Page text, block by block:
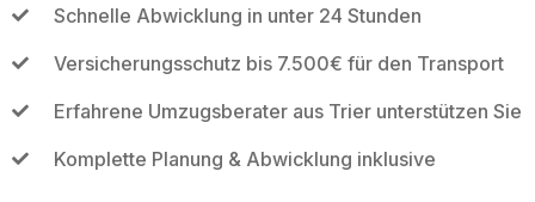
Schnelle Abwicklung in unter 24 Stunden
Versicherungsschutz bis 7.500€ für den Transport
Erfahrene Umzugsberater aus Trier unterstützen Sie
Komplette Planung & Abwicklung inklusive